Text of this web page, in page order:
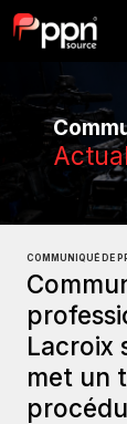
COMMUNIQUÉ DE
Lacroix
met un